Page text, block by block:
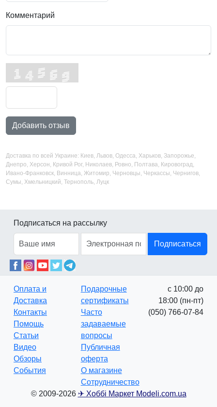
Комментарий
Добавить отзыв
Доставка по всей Украине: Киев, Львов, Одесса, Харьков, Запорожье,
Днепро, Херсон, Кривой Рог, Николаев, Ровно, Полтава, Кировоград,
Ивано-Франковск, Винница, Житомир, Черновцы, Черкассы, Чернигов,
Сумы, Хмельницкий, Тернополь, Луцк
Подписаться на рассылку
Подписаться
Оплата и
Доставка
Контакты
Помощь
Статьи
Видео
Обзоры
События
Подарочные
сертификаты
Часто
задаваемые
вопросы
Публичная
оферта
О магазине
Сотрудничество
с 10:00 до
18:00 (пн-пт)
(050) 766-07-84
© 2009-2026 ✈ Хоббі Маркет Modeli.com.ua